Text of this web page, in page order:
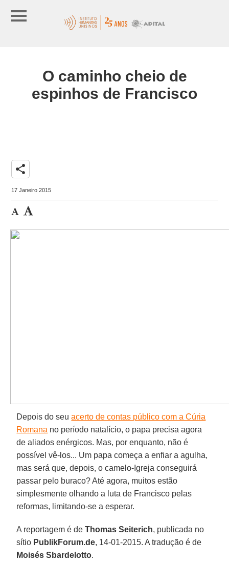
O caminho cheio de
espinhos de Francisco
share
17 Janeiro 2015
Depois do seuacerto de contas público com a Cúria
Romana no período natalício, o papa precisa agora
de aliados enérgicos. Mas, por enquanto, não é
possível vê-los... Um papa começa a enfiar a agulha,
mas será que, depois, o camelo-Igreja conseguirá
passar pelo buraco? Até agora, muitos estão
simplesmente olhando a luta de Francisco pelas
reformas, limitando-se a esperar.
A reportagem é deThomas Seiterich, publicada no
sítio PublikForum.de, 14-01-2015. A tradução é de
Moisés Sbardelotto.